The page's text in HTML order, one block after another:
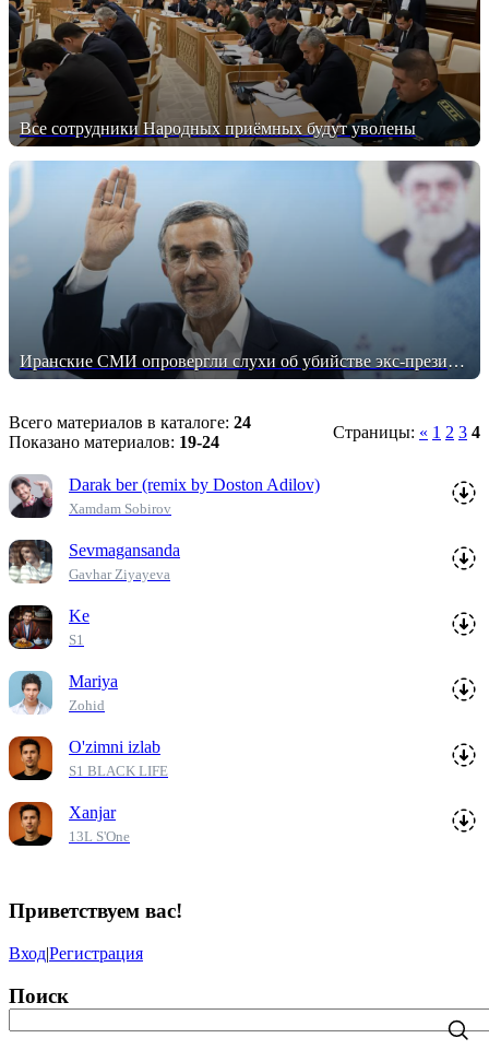
Все сотрудники Народных приёмных будут уволены
Иранские СМИ опровергли слухи об убийстве экс-президента страны
Всего материалов в каталоге: 24
Показано материалов: 19-24
Страницы: « 1 2 3 4
Darak ber (remix by Doston Adilov)
Xamdam Sobirov
Sevmagansanda
Gavhar Ziyayeva
Ke
S1
Mariya
Zohid
O'zimni izlab
S1 BLACK LIFE
Xanjar
13L S'One
Приветствуем вас!
Вход|Регистрация
Поиск